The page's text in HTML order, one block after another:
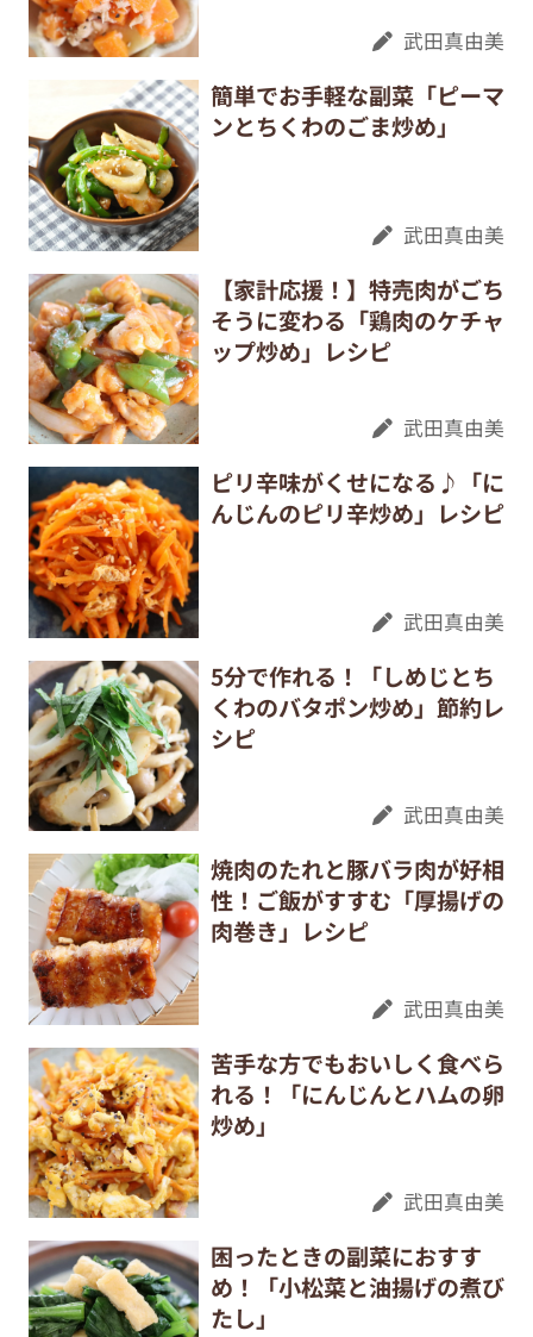
武田真由美
簡単でお手軽な副菜「ピーマ
ンとちくわのごま炒め」
武田真由美
【家計応援！】特売肉がごち
そうに変わる「鶏肉のケチャ
ップ炒め」レシピ
武田真由美
ピリ辛味がくせになる♪「に
んじんのピリ辛炒め」レシピ
武田真由美
5分で作れる！「しめじとち
くわのバタポン炒め」節約レ
シピ
武田真由美
焼肉のたれと豚バラ肉が好相
性！ご飯がすすむ「厚揚げの
肉巻き」レシピ
武田真由美
苦手な方でもおいしく食べら
れる！「にんじんとハムの卵
炒め」
武田真由美
困ったときの副菜におすす
め！「小松菜と油揚げの煮び
たし」